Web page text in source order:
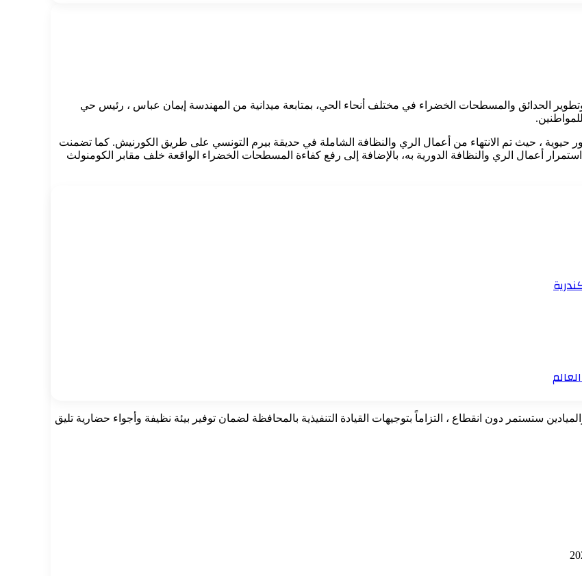
الحدائق والمسطحات الخضراء في مختلف أنحاء الحي، بمتابعة ميدانية من المهندسة إيمان عباس ، رئيس حي
حيوية ، حيث تم الانتهاء من أعمال الري والنظافة الشاملة في حديقة بيرم التونسي على طريق الكورنيش. كما تضمنت
أعمال الري والنظافة الدورية به، بالإضافة إلى رفع كفاءة المسطحات الخضراء الواقعة خلف مقابر الكومنولث
ستستمر دون انقطاع ، التزاماً بتوجيهات القيادة التنفيذية بالمحافظة لضمان توفير بيئة نظيفة وأجواء حضارية تليق